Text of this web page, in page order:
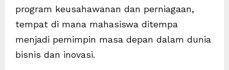
program keusahawanan dan perniagaan,
tempat di mana mahasiswa ditempa
menjadi pemimpin masa depan dalam dunia
bisnis dan inovasi.